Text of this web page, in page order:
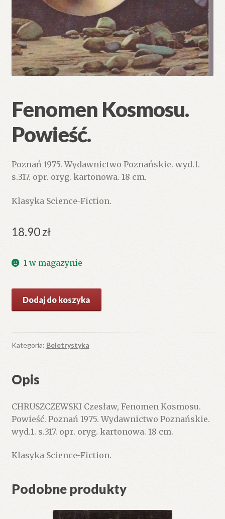
Fenomen Kosmosu.
Powieść.
Poznań 1975. Wydawnictwo Poznańskie. wyd.1.
s.317. opr. oryg. kartonowa. 18 cm.
Klasyka Science-Fiction.
18.90zł
1 w magazynie
Fenomen
Powieść.
Dodaj do koszyka
Kategoria: Beletrystyka
Opis
CHRUSZCZEWSKI Czesław, Fenomen Kosmosu.
Powieść. Poznań 1975. Wydawnictwo Poznańskie.
wyd.1. s.317. opr. oryg. kartonowa. 18 cm.
Klasyka Science-Fiction.
Podobne produkty